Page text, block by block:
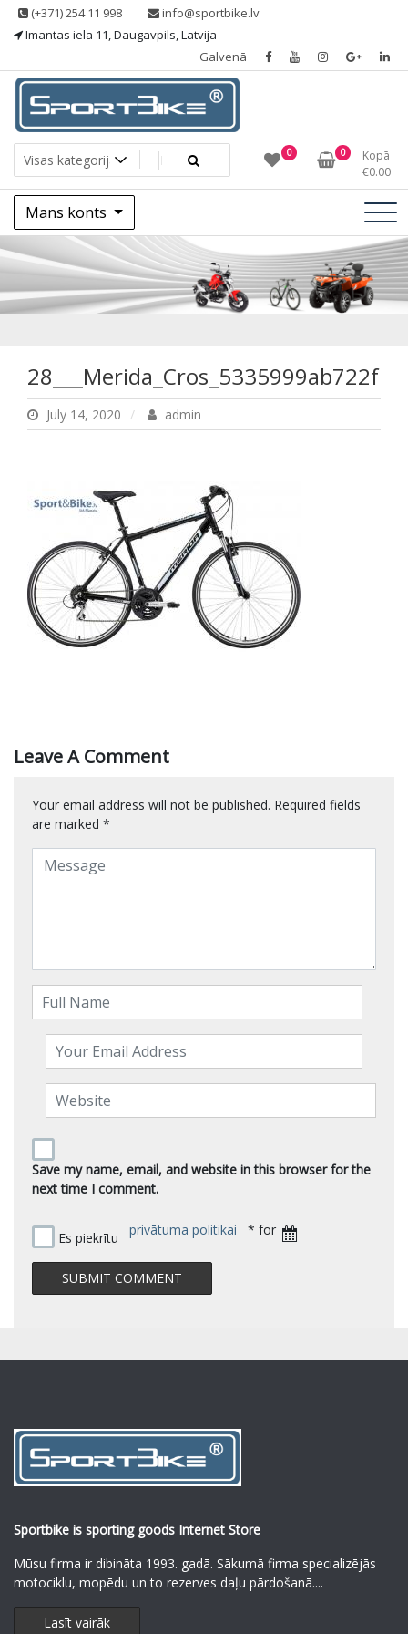
Skip (+371) 254 11 998
info@sportbike.lv
Imantas iela 11, Daugavpils, Latvija
Galvenā
Sportbike
Sporting goods 0 0
Kopā
€0.00
Mans konts
28___Merida_Cros_5335999ab722f
July 14, 2020 admin
Leave A Comment
Your email address will not be published. Required fields
are marked *
Save my name, email, and website in this browser for the
next time I comment.
Es piekrītu privātuma politikai * for
Sportbike is sporting goods Internet Store
Mūsu firma ir dibināta 1993. gadā. Sākumā firma specializējās
motociklu, mopēdu un to rezerves daļu pārdošanā....
Lasīt vairāk